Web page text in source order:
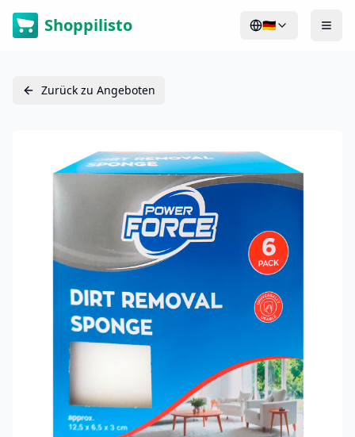
Shoppilisto 🇩🇪
Zurück zu Angeboten